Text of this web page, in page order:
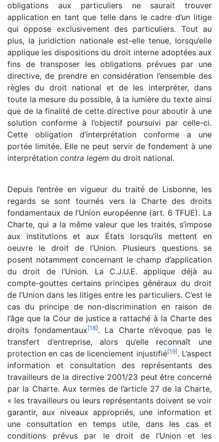
obligations aux particuliers ne saurait trouver
application en tant que telle dans le cadre d’un litige
qui oppose exclusivement des particuliers. Tout au
plus, la juridiction nationale est-elle tenue, lorsqu’elle
applique les dispositions du droit interne adoptées aux
fins de transposer les obligations prévues par une
directive, de prendre en considération l’ensemble des
règles du droit national et de les interpréter, dans
toute la mesure du possible, à la lumière du texte ainsi
que de la finalité de cette directive pour aboutir à une
solution conforme à l’objectif poursuivi par celle-ci.
Cette obligation d’interprétation conforme a une
portée limitée. Elle ne peut servir de fondement à une
interprétation contra legem du droit national.
Depuis l’entrée en vigueur du traité de Lisbonne, les
regards se sont tournés vers la Charte des droits
fondamentaux de l’Union européenne (art. 6 TFUE). La
Charte, qui a la même valeur que les traités, s’impose
aux institutions et aux États lorsqu’ils mettent en
oeuvre le droit de l’Union. Plusieurs questions se
posent notamment concernant le champ d’application
du droit de l’Union. La C.J.U.E. applique déjà au
compte-gouttes certains principes généraux du droit
de l’Union dans les litiges entre les particuliers. C’est le
cas du principe de non-discrimination en raison de
l’âge que la Cour de justice a rattaché à la Charte des
droits fondamentaux[18]. La Charte n’évoque pas le
transfert d’entreprise, alors qu’elle reconnaît une
protection en cas de licenciement injustifié[19]. L’aspect
information et consultation des représentants des
travailleurs de la directive 2001/23 peut être concerné
par la Charte. Aux termes de l’article 27 de la Charte,
« les travailleurs ou leurs représentants doivent se voir
garantir, aux niveaux appropriés, une information et
une consultation en temps utile, dans les cas et
conditions prévus par le droit de l’Union et les